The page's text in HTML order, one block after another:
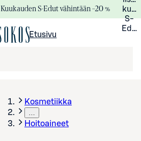
Kuukauden S-Edut vähintään –20 %
S-
Etusivu
Kosmetiikka
…
Hoitoaineet